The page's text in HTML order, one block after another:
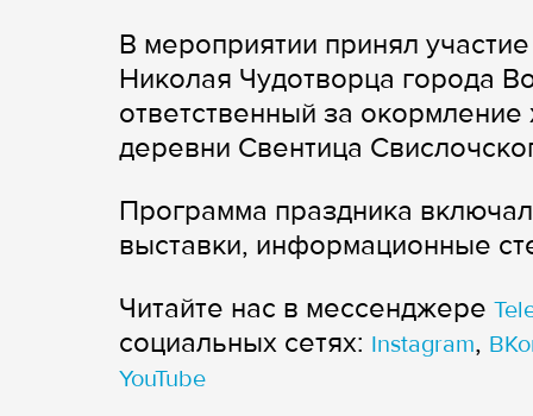
В мероприятии принял
Николая Чудотворца города
ответственный за
деревни Свентица
Программа праздника
выставки, информационные
Читайте нас в мессенджере
cоциальных сетях: Instagram,
YouTube